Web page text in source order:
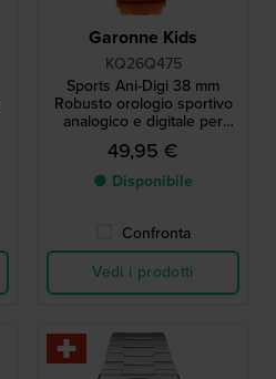
Garonne Kids
KQ26Q475
Sports Ani-Digi 38 mm
Robusto orologio sportivo
analogico e digitale per
ragazzi
49,95 €
● Disponibile
Confronta
Vedi i prodotti